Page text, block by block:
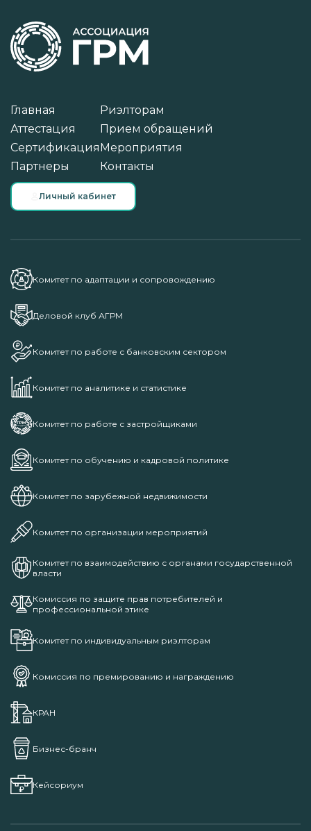
Главная
Аттестация
Сертификация
Партнеры
Риэлторам
Прием обращений
Мероприятия
Контакты
Личный кабинет
Комитет по адаптации и сопровождению
Деловой клуб АГРМ
Комитет по работе с банковским сектором
Комитет по аналитике и статистике
Комитет по работе с застройщиками
Комитет по обучению и кадровой политике
Комитет по зарубежной недвижимости
Комитет по организации мероприятий
Комитет по взаимодействию с органами государственной
власти
Комиссия по защите прав потребителей и
профессиональной этике
Комитет по индивидуальным риэлторам
Комиссия по премированию и награждению
КРАН
Бизнес-бранч
Кейсориум